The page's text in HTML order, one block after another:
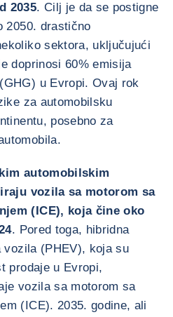
2035. Cilj je da se postigne
2050. drastično
sektora, uključujući
doprinosi 60% emisija
u Evropi. Ovaj rok
za automobilsku
posebno za
automobilskim
vozila sa motorom sa
(ICE), koja čine oko
. Pored toga, hibridna
vozila (PHEV), koja su
prodaje u Evropi,
vozila sa motorom sa
(ICE). 2035. godine, ali